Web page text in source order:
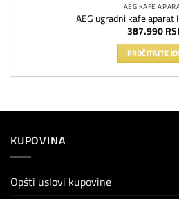
AEG KAFE
AEG ugradni kafe aparat
387.990
PROČITAJTE
KUPOVINA
Opšti uslovi kupovine